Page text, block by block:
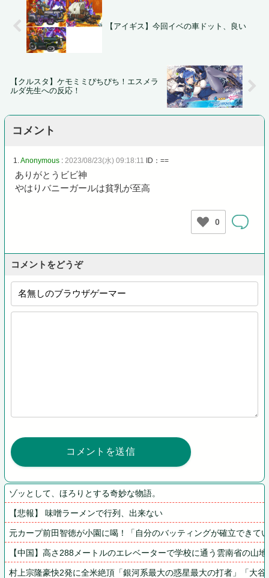
【アイギス】今回イベの車ドット、良い
【クルスタ】ケモミミぴちぴち！エスメラ
ルダ先生への反応！
コメント
1. Anonymous : 2023/08/23(水) 09:18:11 ID：==
ありがとうビビ神
やはりバニーガールは貧乳が至高
0
コメントをどうぞ
ゾッとして、ほろりとする奇妙な物語。
【悲報】 味噌ラーメンで行列、出来ない
元カープ前田智徳が小園に喝！「自分のバッティングが確立できて
【中国】高さ288メートルのエレベーターで学校に通う雲南省の山
村上宗隆豪快2発に全米絶頂「銀河系最大の惑星最大の打者」「大谷